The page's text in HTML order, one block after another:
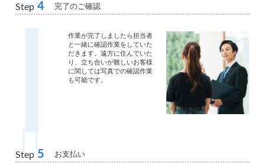
Step 4 完了のご確認
作業が完了しましたら担当者
と一緒に確認作業をしていた
だきます。遠方に住んでいた
り、立ち合いが難しいお客様
に関しては写真での確認作業
も可能です。
Step 5 お支払い